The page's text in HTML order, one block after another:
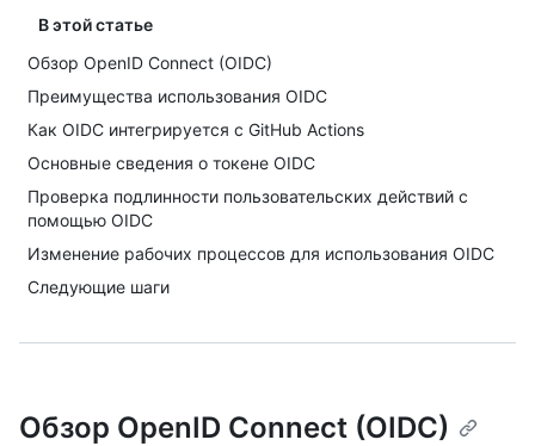
В этой статье
Обзор OpenID Connect (OIDC)
Преимущества использования OIDC
Как OIDC интегрируется с GitHub Actions
Основные сведения о токене OIDC
Проверка подлинности пользовательских действий с
помощью OIDC
Изменение рабочих процессов для использования OIDC
Следующие шаги
Обзор OpenID Connect (OIDC)